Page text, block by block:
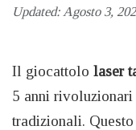
Updated:Agosto 3,
Il giocattolo laser
5 anni
tradizionali.